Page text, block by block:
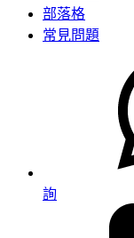
部落格
常見問題
詢